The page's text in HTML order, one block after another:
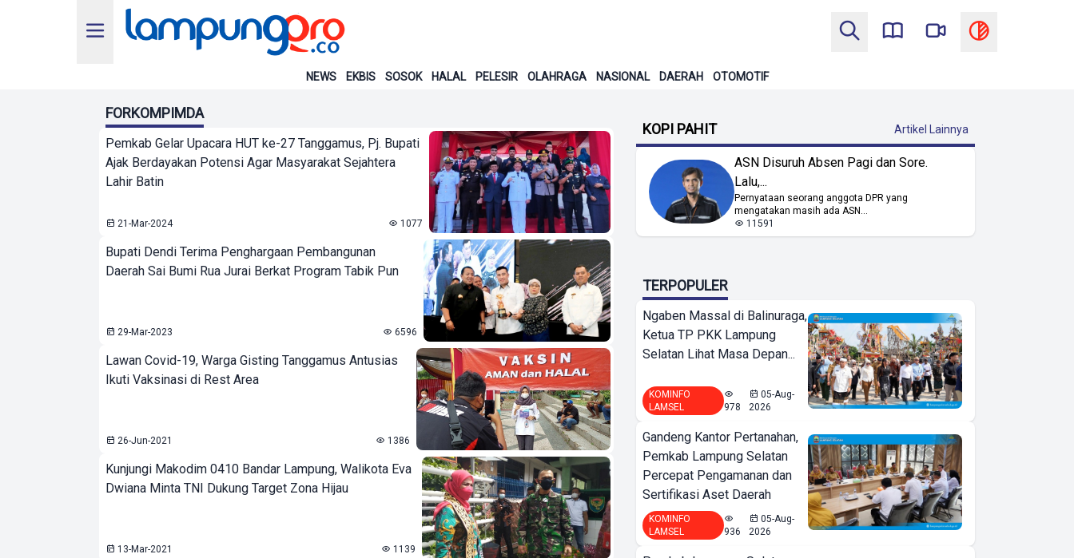
NEWS EKBIS SOSOK HALAL PELESIR OLAHRAGA NASIONAL DAERAH OTOMOTIF
FORKOMPIMDA
Pemkab Gelar Upacara HUT ke-27 Tanggamus, Pj. Bupati
Ajak Berdayakan Potensi Agar Masyarakat Sejahtera
Lahir Batin
21-Mar-2024 1077
Bupati Dendi Terima Penghargaan Pembangunan
Daerah Sai Bumi Rua Jurai Berkat Program Tabik Pun
29-Mar-2023 6596
Lawan Covid-19, Warga Gisting Tanggamus Antusias
Ikuti Vaksinasi di Rest Area
26-Jun-2021 1386
Kunjungi Makodim 0410 Bandar Lampung, Walikota Eva
Dwiana Minta TNI Dukung Target Zona Hijau
13-Mar-2021 1139
KOPI PAHIT Artikel Lainnya
ASN Disuruh Absen Pagi dan Sore.
Lalu,...
Pernyataan seorang anggota DPR yang
mengatakan masih ada ASN...
11591
TERPOPULER
Ngaben Massal di Balinuraga,
Ketua TP PKK Lampung
Selatan Lihat Masa Depan...
KOMINFO
LAMSEL
978
05-Aug-
2026
Gandeng Kantor Pertanahan,
Pemkab Lampung Selatan
Percepat Pengamanan dan
Sertifikasi Aset Daerah
KOMINFO
LAMSEL
936
05-Aug-
2026